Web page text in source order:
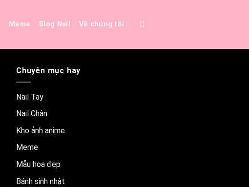
Meme Blog Nail Về chúng tôi
Chuyên mục hay
Nail Tay
Nail Chân
Kho ảnh anime
Meme
Mẫu hoa đẹp
Bánh sinh nhật